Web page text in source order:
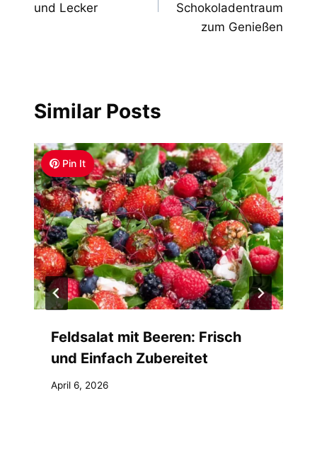
und Lecker
Schokoladentraum
zum Genießen
Similar Posts
Pin It
Feldsalat mit Beeren: Frisch
und Einfach Zubereitet
April 6, 2026